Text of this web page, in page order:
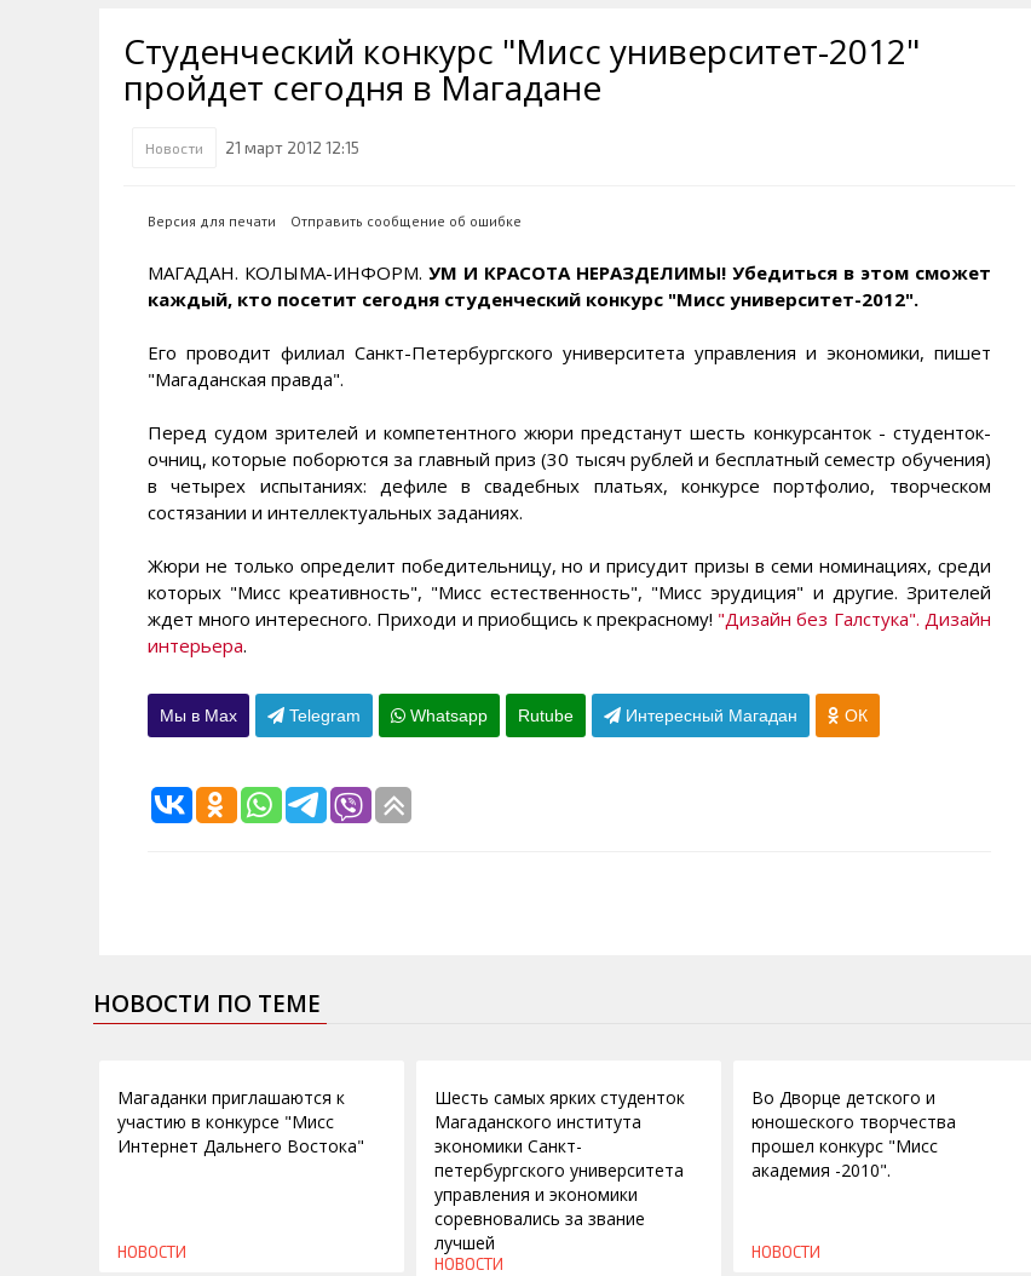
Их надо знать. Галерея славы
Колымы
Достопримечательности
Песни о Колыме
Хранители экрана. Заставки
3D районы города
Наркоте нет
Аэропорт Магадан
Полицейских не бить
Аварии ДТП
Визит
Благоустройство
Алименты
Косторезы Магадана
Студенческий конкурс "Мисс университет-2012"
пройдет сегодня в Магадане
Новости 21 март 2012 12:15
Версия для печати Отправить сообщение об ошибке
МАГАДАН. КОЛЫМА-ИНФОРМ. УМ И КРАСОТА НЕРАЗДЕЛИМЫ! Убедиться в этом сможет
каждый, кто посетит сегодня студенческий конкурс "Мисс университет-2012".
Его проводит филиал Санкт-Петербургского университета управления и экономики, пишет
"Магаданская правда".
Перед судом зрителей и компетентного жюри предстанут шесть конкурсанток - студенток-
очниц, которые поборются за главный приз (30 тысяч рублей и бесплатный семестр обучения)
в четырех испытаниях: дефиле в свадебных платьях, конкурсе портфолио, творческом
состязании и интеллектуальных заданиях.
Жюри не только определит победительницу, но и присудит призы в семи номинациях, среди
которых "Мисс креативность", "Мисс естественность", "Мисс эрудиция" и другие. Зрителей
ждет много интересного. Приходи и приобщись к прекрасному! "Дизайн без Галстука". Дизайн
интерьера.
Мы в Max Telegram Whatsapp Rutube Интересный Магадан ОК
НОВОСТИ ПО ТЕМЕ
Магаданки приглашаются к
участию в конкурсе "Мисс
Интернет Дальнего Востока"
НОВОСТИ
Шесть самых ярких студенток
Магаданского института
экономики Санкт-
петербургского университета
управления и экономики
соревновались за звание
лучшей
НОВОСТИ
Во Дворце детского и
юношеского творчества
прошел конкурс "Мисс
академия -2010".
НОВОСТИ